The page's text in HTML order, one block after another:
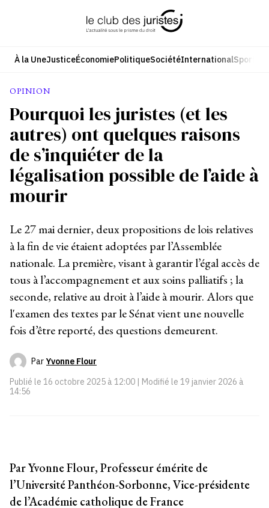
À la UneJusticeÉconomiePolitiqueSociétéInternationalSport
OPINION
Pourquoi les juristes (et les
autres) ont quelques raisons
de s’inquiéter de la
légalisation possible de l’aide à
mourir
Le 27 mai dernier, deux propositions de lois relatives
à la fin de vie étaient adoptées par l’Assemblée
nationale. La première, visant à garantir l’égal accès de
tous à l’accompagnement et aux soins palliatifs ; la
seconde, relative au droit à l’aide à mourir. Alors que
l'examen des textes par le Sénat vient une nouvelle
fois d’être reporté, des questions demeurent.
Par Yvonne Flour
Publié le 16 octobre 2025 à 12:00 | Modifié le 19 janvier 2026 à
14:56
Par Yvonne Flour, Professeur émérite de
l’Université Panthéon-Sorbonne, Vice-présidente
de l’Académie catholique de France